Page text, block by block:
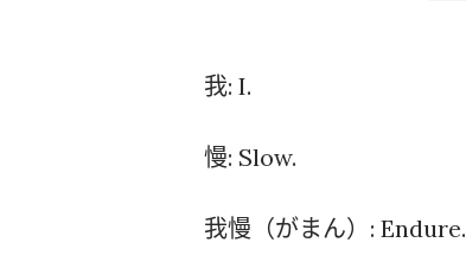
我: I.
慢: Slow.
我慢（がまん）: Endure.